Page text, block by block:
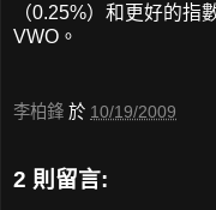
（0.25%）和更好的指
VWO。
李柏鋒 於 10/19/2009
2 則留言: